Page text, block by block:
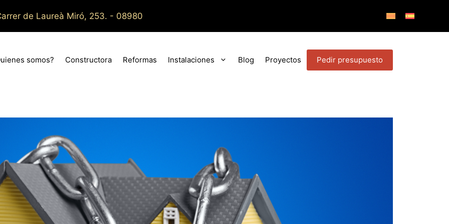
de Laureà Miró, 253. - 08980
somos? Constructora Reformas Instalaciones Blog Proyectos Pedir presupuesto